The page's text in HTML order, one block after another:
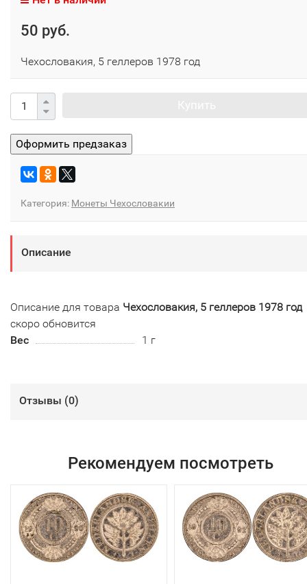
50 руб.
Чехословакия, 5 геллеров 1978 год
Категория: Монеты Чехословакии
Описание
Описание для товара Чехословакия, 5 геллеров 1978 год
скоро обновится
Вес
1 г
Отзывы (0)
Рекомендуем посмотреть